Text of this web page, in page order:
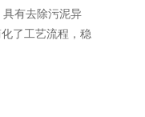
具有去除污泥异
了工艺流程，稳